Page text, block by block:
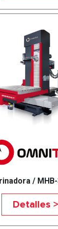
/
Detalles >